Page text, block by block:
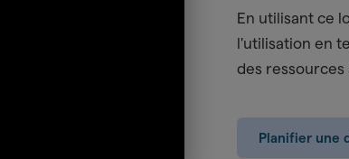
En utilisant ce
l'utilisation en
des
Planifier une